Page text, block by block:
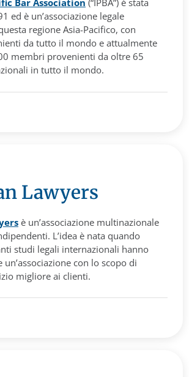
Bar Association (“IPBA”) è stata
ed è un’associazione legale
regione Asia-Pacifico, con
da tutto il mondo e attualmente
membri provenienti da oltre 65
in tutto il mondo.
Lawyers
è un’associazione multinazionale
L’idea è nata quando
studi legali internazionali hanno
un’associazione con lo scopo di
migliore ai clienti.